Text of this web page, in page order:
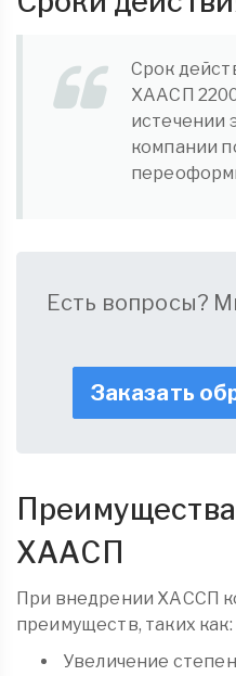
Срок
ХААСП 2200
истечении
компании
Есть вопросы?
Заказать
ХААСП
При внедрении ХАССП
преимуществ, таких как:
Увеличение